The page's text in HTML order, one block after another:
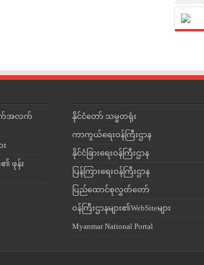
က်အလက်
း
ဖုန်း
နိုင်ငံတော် သမ္မတရုံး
ကာကွယ်ရေးဝန်ကြီးဌာန
နိုင်ငံခြားရေးဝန်ကြီးဌာန
ပြန်ကြားရေးဝန်ကြီးဌာန
ပြည်ထောင်စုလွှတ်တော်
ဝန်ကြီးဌာနများ၏WebSiteများ
Myanmar National Portal